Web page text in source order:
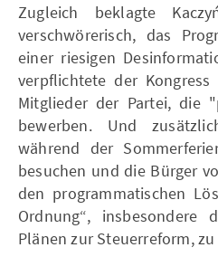
Zugleich beklagte
verschwörerisch, das
einer riesigen
verpflichtete der
Mitglieder der Partei, die
bewerben. Und
während der
besuchen und die Bürger
den programmatischen
Ordnung“, insbesondere
Plänen zur Steuerreform,